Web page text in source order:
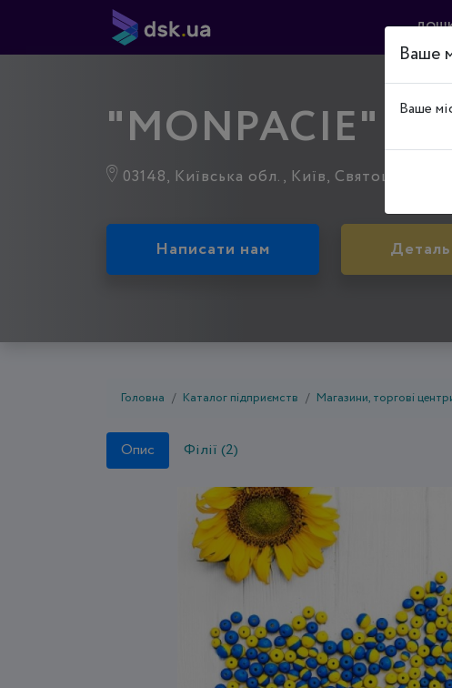
"MONPACIE"
03148, Київська обл., Київ,
Написати нам
Головна Каталог підприємств Магазини, торгові
Опис Філії (2)
Ваше
Ваше